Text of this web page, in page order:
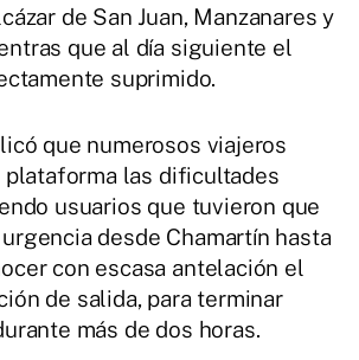
de San Juan, Manzanares y
que al día siguiente el
suprimido.
que numerosos viajeros
plataforma las dificultades
usuarios que tuvieron que
desde Chamartín hasta
con escasa antelación el
de salida, para terminar
más de dos horas.